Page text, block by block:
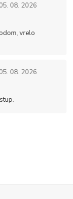
08. 2026
vrelo
08. 2026